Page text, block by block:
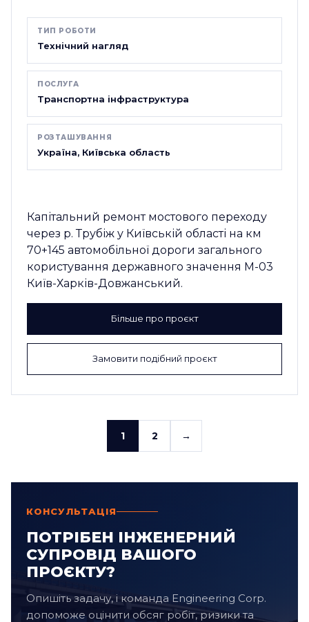
ТИП РОБОТИ
Технічний нагляд
ПОСЛУГА
Транспортна інфраструктура
РОЗТАШУВАННЯ
Україна, Київська область
Капітальний ремонт мостового переходу
через р. Трубіж у Київській області на км
70+145 автомобільної дороги загального
користування державного значення М-03
Київ-Харків-Довжанський.
Більше про проєкт
Замовити подібний проєкт
1 2 →
КОНСУЛЬТАЦІЯ
ПОТРІБЕН ІНЖЕНЕРНИЙ
СУПРОВІД ВАШОГО
ПРОЄКТУ?
Опишіть задачу, і команда Engineering Corp.
допоможе оцінити обсяг робіт, ризики та